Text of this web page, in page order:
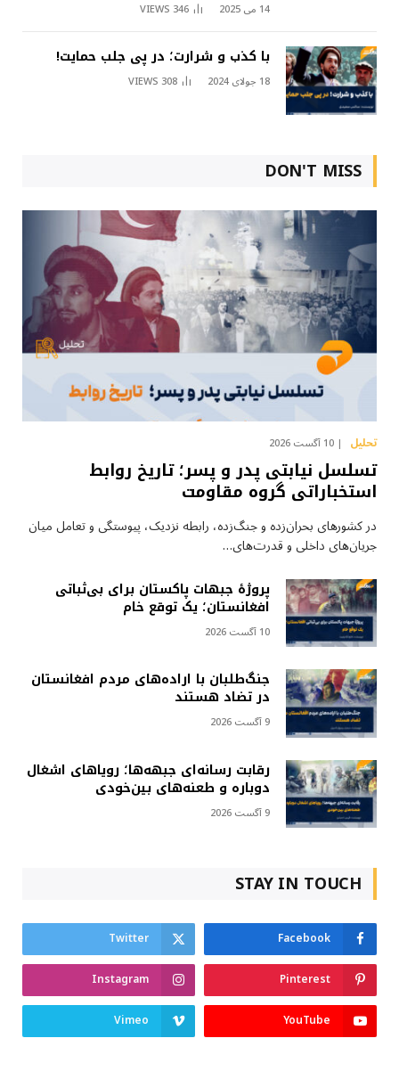
14 می 2025 346
VIEWS
با کذب و شرارت؛ در پی جلب حمایت!
18 جولای 2024 308
VIEWS
DON'T MISS
تحلیل 10 آگست 2026
تسلسل نیابتی پدر و پسر؛ تاریخ روابط
استخباراتی گروه مقاومت
در کشورهای بحران‌زده و جنگ‌زده، رابطه نزدیک، پیوستگی و تعامل میان
جریان‌های داخلی و قدرت‌های…
پروژهٔ جبهات پاکستان برای بی‌ثباتی
افغانستان؛ یک توقع خام
10 آگست 2026
جنگ‌طلبان با اراده‌های مردم افغانستان
در تضاد هستند
9 آگست 2026
رقابت رسانه‌ای جبهه‌ها؛ رویاهای اشغال
دوباره و طعنه‌های بین‌خودی
9 آگست 2026
STAY IN TOUCH
Facebook
Twitter
Pinterest
Instagram
YouTube
Vimeo